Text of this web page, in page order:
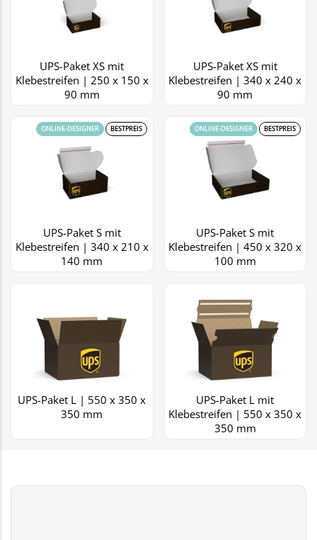
UPS-Paket XS mit
Klebestreifen | 250 x 150 x
90 mm
UPS-Paket XS mit
Klebestreifen | 340 x 240 x
90 mm
UPS-Paket S mit
Klebestreifen | 340 x 210 x
140 mm
BESTPREIS
ONLINE-DESIGNER
UPS-Paket S mit
Klebestreifen | 450 x 320 x
100 mm
BESTPREIS
ONLINE-DESIGNER
UPS-Paket L | 550 x 350 x
350 mm
UPS-Paket L mit
Klebestreifen | 550 x 350 x
350 mm